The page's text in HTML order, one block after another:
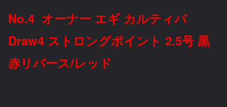
No.4 オーナー エギ カルティバ
Draw4 ストロングポイント 2.5号 黒
赤リバース/レッド